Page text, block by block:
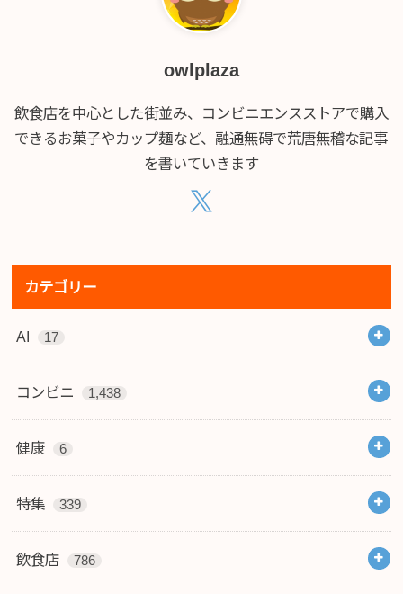
owlplaza
飲食店を中心とした街並み、コンビニエンスストアで購入
できるお菓子やカップ麺など、融通無碍で荒唐無稽な記事
を書いていきます
カテゴリー
AI 17
コンビニ 1,438
健康 6
特集 339
飲食店 786